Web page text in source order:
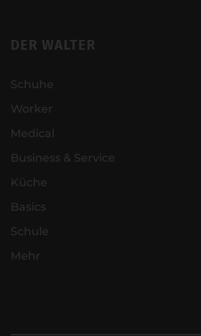
DER WALTER
Schuhe
Worker
Medical
Business & Service
Küche
Basics
Schule
Mehr